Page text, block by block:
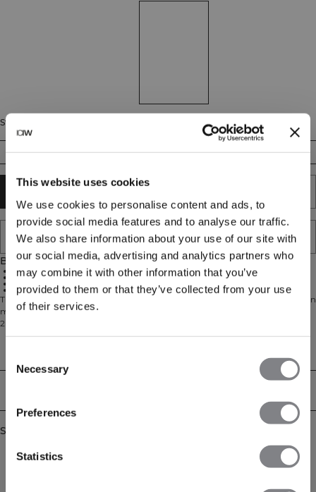
This website uses cookies
We use cookies to personalise content and ads, to
provide social media features and to analyse our traffic.
We also share information about your use of our site with
our social media, advertising and analytics partners who
may combine it with other information that you’ve
provided to them or that they’ve collected from your use
of their services.
Selection
Necessary
Preferences
Statistics
Størrelse
S M L XL XXL
TILFØJ TIL ØNSKESKYEN
Beskrivelse
Bomuldsmateriale
Oversize pasform
Print design
Everyday kollektion
The Everyday Oversized Cotton T-shirt Print kombinerer afslappet stil med en
moderne oversized pasform. Den er lavet af en blød jersey i 80 % bomuld og
20 % rayon. Den løse silhuet og ribstrikkede hals gør den perfekt til
fitnesscenteret, arbejde eller bare afslapning derhjemme.
Similar products